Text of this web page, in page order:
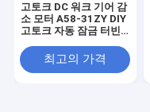
고토크 DC 워크 기어 감
소 모터 A58-31ZY DIY
고토크 자동 잠금 터빈
터
최고의 가격